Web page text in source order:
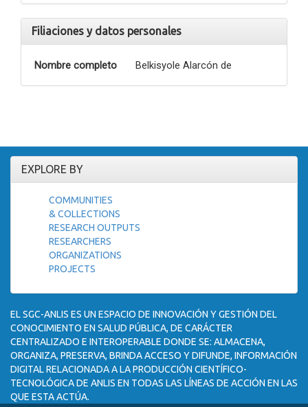
Filiaciones y datos personales
Nombre completo Belkisyole Alarcón de
EXPLORE BY
COMMUNITIES
& COLLECTIONS
RESEARCH OUTPUTS
RESEARCHERS
ORGANIZATIONS
PROJECTS
EL SGC-ANLIS ES UN ESPACIO DE INNOVACIÓN Y GESTIÓN DEL
CONOCIMIENTO EN SALUD PÚBLICA, DE CARÁCTER
CENTRALIZADO E INTEROPERABLE DONDE SE: ALMACENA,
ORGANIZA, PRESERVA, BRINDA ACCESO Y DIFUNDE, INFORMACIÓN
DIGITAL RELACIONADA A LA PRODUCCIÓN CIENTÍFICO-
TECNOLÓGICA DE ANLIS EN TODAS LAS LÍNEAS DE ACCIÓN EN LAS
QUE ESTA ACTÚA.